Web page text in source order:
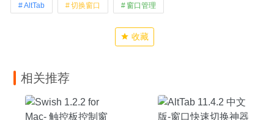
AltTab 切换窗口 窗口管理
收藏
相关推荐